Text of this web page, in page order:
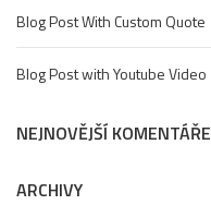
Blog Post With Custom Quote
Blog Post with Youtube Video
NEJNOVĚJŠÍ KOMENTÁŘE
ARCHIVY